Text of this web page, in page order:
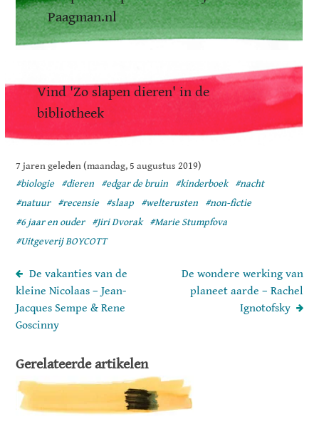
Paagman.nl
Vind 'Zo slapen dieren' in de
bibliotheek
7 jaren geleden (maandag, 5 augustus 2019)
#biologie
#dieren #edgar de bruin #kinderboek
#nacht
#natuur
#recensie #slaap #welterusten
#non-fictie
#6 jaar en ouder
#Jiri Dvorak
#Marie Stumpfova
#Uitgeverij BOYCOTT
De vakanties van de
kleine Nicolaas – Jean-
Jacques Sempe & Rene
Goscinny
De wondere werking van
planeet aarde – Rachel
Ignotofsky
Gerelateerde artikelen